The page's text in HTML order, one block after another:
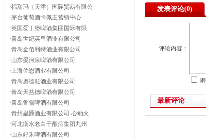
·福瑞玛（天津）国际贸易有限公
·茅台葡萄酒卡佩王营销中心
·英国爱丁堡啤酒集团国际有限
·青岛世纪英皇酒业有限公司
·青岛金佰利特酒业有限公司
·山东晏河泉啤酒有限公司
·上海佐恩酒业有限公司
·青岛奥德旺酒业有限公司
·青岛天益德啤酒有限公司
·青岛鲁雪啤酒有限公司
·青州皇爵酒业有限公司-心动火
·河北衡水老白干酿酒集团九州
·山东好禾啤酒有限公司
发表评论(0)
评论内容：
最新评论